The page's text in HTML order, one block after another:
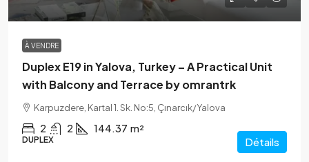
À VENDRE
Duplex E19 in Yalova, Turkey – A Practical Unit
with Balcony and Terrace by omrantrk
Karpuzdere, Kartal 1. Sk. No:5, Çınarcık/Yalova
2 2 144.37 m²
DUPLEX Détails